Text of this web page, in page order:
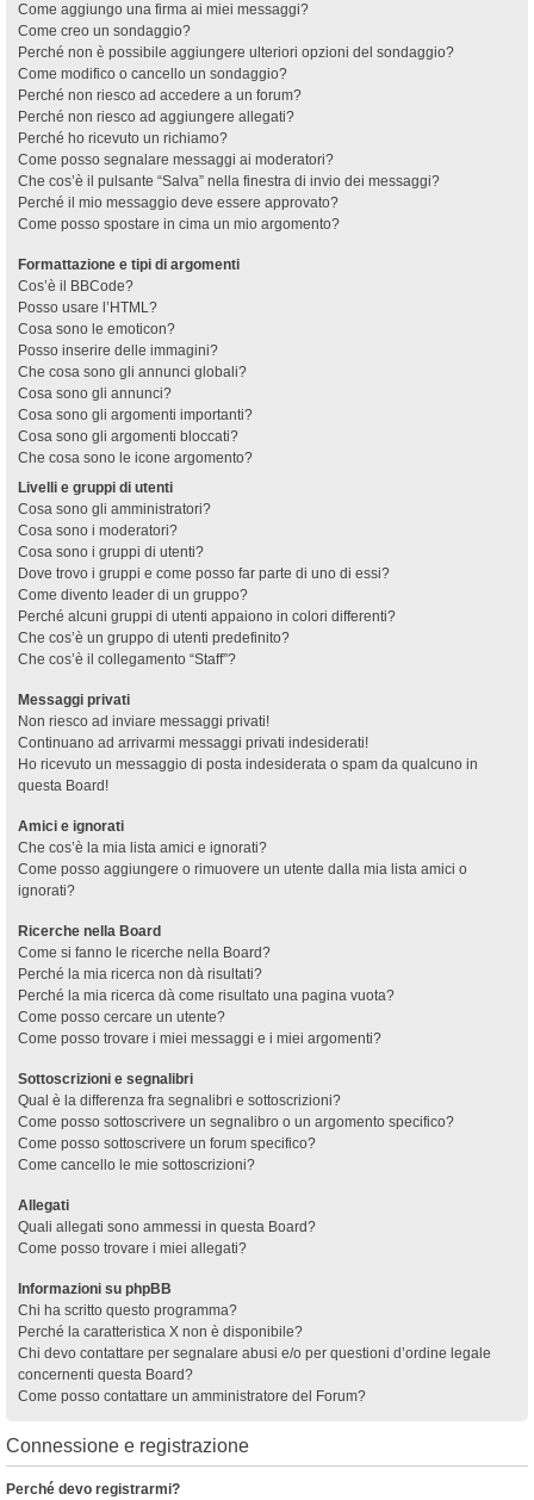
Come aggiungo una firma ai miei messaggi?
Come creo un sondaggio?
Perché non è possibile aggiungere ulteriori opzioni del sondaggio?
Come modifico o cancello un sondaggio?
Perché non riesco ad accedere a un forum?
Perché non riesco ad aggiungere allegati?
Perché ho ricevuto un richiamo?
Come posso segnalare messaggi ai moderatori?
Che cos’è il pulsante “Salva” nella finestra di invio dei messaggi?
Perché il mio messaggio deve essere approvato?
Come posso spostare in cima un mio argomento?
Formattazione e tipi di argomenti
Cos’è il BBCode?
Posso usare l’HTML?
Cosa sono le emoticon?
Posso inserire delle immagini?
Che cosa sono gli annunci globali?
Cosa sono gli annunci?
Cosa sono gli argomenti importanti?
Cosa sono gli argomenti bloccati?
Che cosa sono le icone argomento?
Livelli e gruppi di utenti
Cosa sono gli amministratori?
Cosa sono i moderatori?
Cosa sono i gruppi di utenti?
Dove trovo i gruppi e come posso far parte di uno di essi?
Come divento leader di un gruppo?
Perché alcuni gruppi di utenti appaiono in colori differenti?
Che cos’è un gruppo di utenti predefinito?
Che cos’è il collegamento “Staff”?
Messaggi privati
Non riesco ad inviare messaggi privati!
Continuano ad arrivarmi messaggi privati indesiderati!
Ho ricevuto un messaggio di posta indesiderata o spam da qualcuno in
questa Board!
Amici e ignorati
Che cos’è la mia lista amici e ignorati?
Come posso aggiungere o rimuovere un utente dalla mia lista amici o
ignorati?
Ricerche nella Board
Come si fanno le ricerche nella Board?
Perché la mia ricerca non dà risultati?
Perché la mia ricerca dà come risultato una pagina vuota?
Come posso cercare un utente?
Come posso trovare i miei messaggi e i miei argomenti?
Sottoscrizioni e segnalibri
Qual è la differenza fra segnalibri e sottoscrizioni?
Come posso sottoscrivere un segnalibro o un argomento specifico?
Come posso sottoscrivere un forum specifico?
Come cancello le mie sottoscrizioni?
Allegati
Quali allegati sono ammessi in questa Board?
Come posso trovare i miei allegati?
Informazioni su phpBB
Chi ha scritto questo programma?
Perché la caratteristica X non è disponibile?
Chi devo contattare per segnalare abusi e/o per questioni d’ordine legale
concernenti questa Board?
Come posso contattare un amministratore del Forum?
Connessione e registrazione
Perché devo registrarmi?